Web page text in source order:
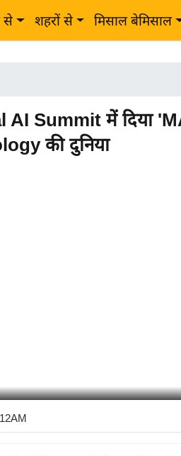
से शहरों से मिसाल बेमिसाल
Summit में दिया
की दुनिया